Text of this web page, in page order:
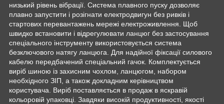
низький рівень вібрації. Система плавного пуску дозволяє
плавно запустити і розігнати електродвигун без ривків і
стартових перевантажень мережі електроживлення. Щоб
швидко встановити і відрегулювати ланцюг без застосування
спеціального інструменту використовується система
безключового натягу ланцюга. Для надійної фіксації силового
кабелю передбачений спеціальний гачок. Комплектується
виріб шиною із захисним чохлом, ланцюгом, набором
необхідного ЗІП, а також докладним керівництвом
користувача. Виріб поставляється в продаж в яскравій
кольоровій упаковці. Завдяки високій продуктивності, якості